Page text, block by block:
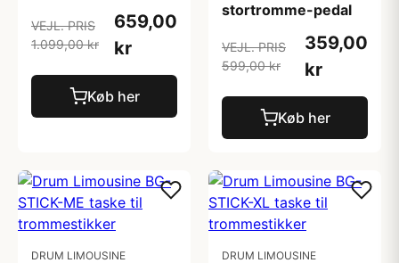
VEJL. PRIS
1.099,00 kr
659,00
kr
Køb her
stortromme-pedal
VEJL. PRIS
599,00 kr
359,00
kr
Køb her
DRUM LIMOUSINE DRUM LIMOUSINE